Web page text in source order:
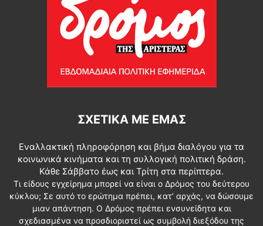
ΣΧΕΤΙΚΆ ΜΕ ΕΜΆΣ
Εναλλακτική πληροφόρηση και βήμα διαλόγου για τα
κοινωνικά κινήματα και τη συλλογική πολιτική δράση.
Κάθε Σάββατο έως και Τρίτη στα περίπτερα.
Τι είδους εγχείρημα μπορεί να είναι ο Δρόμος του δεύτερου
κύκλου; Σε αυτό το ερώτημα πρέπει, κατ’ αρχάς, να δώσουμε
μιαν απάντηση. Ο Δρόμος πρέπει ενσυνείδητα και
σχεδιασμένα να προσδιοριστεί ως συμβολή διεξόδου της